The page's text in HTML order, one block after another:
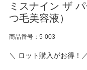
ミスナイン ザ
つ毛美容液）
商品番号：5-003
＼ ロット購入がお得！／